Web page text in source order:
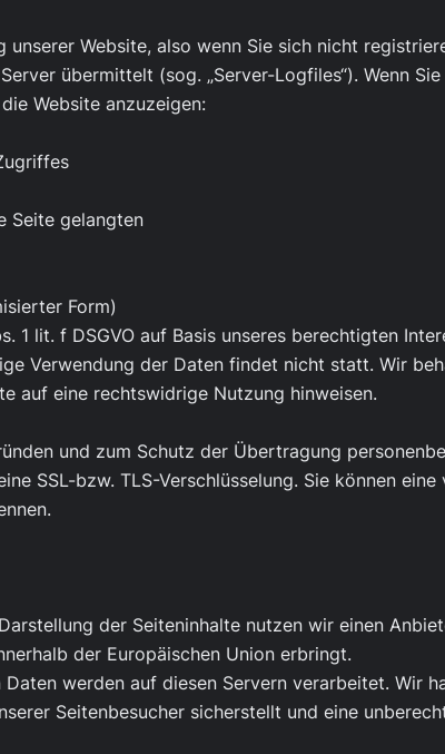
unserer Website, also wenn Sie sich nicht
übermittelt (sog. „Server-Logfiles“). Wenn
Website anzuzeigen:
Seite gelangten
Form)
1 lit. f DSGVO auf Basis unseres berechtigten
Verwendung der Daten findet nicht statt. Wir
auf eine rechtswidrige Nutzung hinweisen.
und zum Schutz der Übertragung
SSL-bzw. TLS-Verschlüsselung. Sie können
der Seiteninhalte nutzen wir einen
der Europäischen Union erbringt.
werden auf diesen Servern verarbeitet. Wir
Seitenbesucher sicherstellt und eine